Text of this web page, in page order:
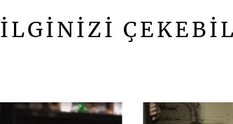
İLGİNİZİ